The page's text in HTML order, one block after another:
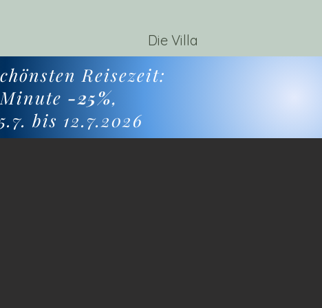
Die Villa
Reisezeit:
-25%,
bis 12.7.2026